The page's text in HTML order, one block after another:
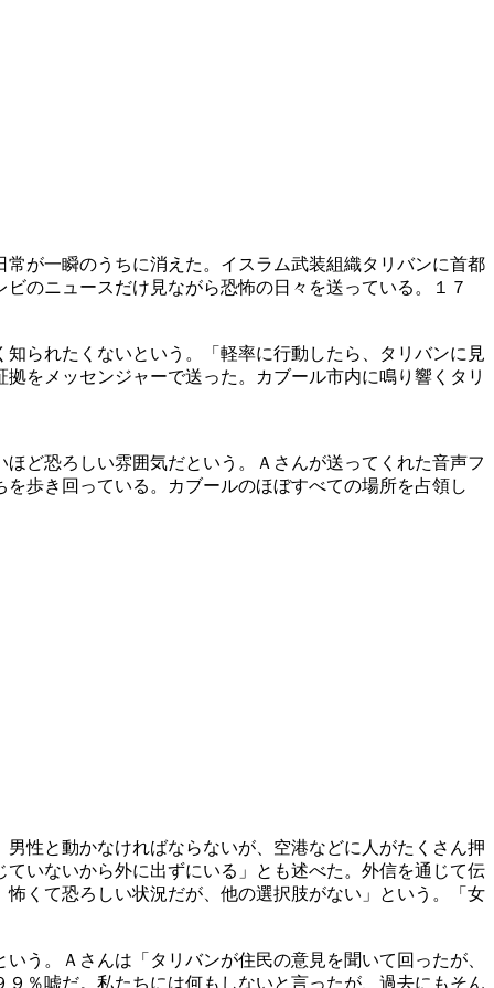
が一瞬のうちに消えた。イスラム武装組織タリバンに首都
のニュースだけ見ながら恐怖の日々を送っている。１７
られたくないという。「軽率に行動したら、タリバンに見
をメッセンジャーで送った。カブール市内に鳴り響くタリ
ど恐ろしい雰囲気だという。Ａさんが送ってくれた音声フ
歩き回っている。カブールのほぼすべての場所を占領し
性と動かなければならないが、空港などに人がたくさん押
いないから外に出ずにいる」とも述べた。外信を通じて伝
くて恐ろしい状況だが、他の選択肢がない」という。「女
う。Ａさんは「タリバンが住民の意見を聞いて回ったが、
％嘘だ。私たちには何もしないと言ったが、過去にもそん